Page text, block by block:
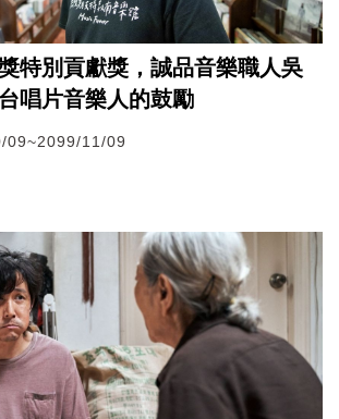
特別貢獻獎，誠品音樂職人吳
唱片音樂人的鼓勵
09~2099/11/09